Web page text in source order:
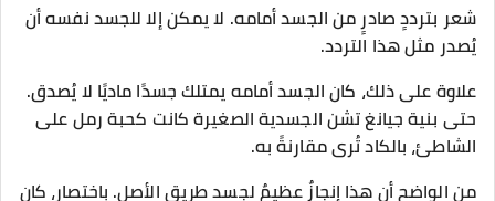
شعر بترددٍ صادرٍ من الجسد أمامه. لا يمكن إلا للجسد نفسه أن
يُصدر مثل هذا التردد.
علاوة على ذلك، كان الجسد أمامه يمتلك جسدًا ماديًا لا يُصدق.
حتى بنية جيانغ تشن الجسدية الصغيرة كانت كحبة رمل على
الشاطئ، بالكاد تُرى مقارنةً به.
من الواضح أن هذا إنجازٌ عظيمٌ لجسد طريق الأصل. باختصار، كان